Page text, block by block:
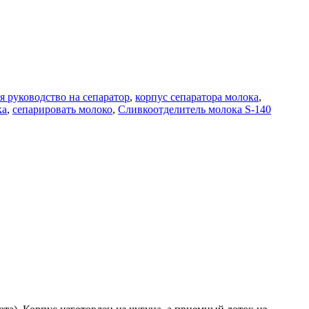
руководство на сепаратор, корпус сепаратора молока,
, сепарировать молоко, Сливкоотделитель молока S-140